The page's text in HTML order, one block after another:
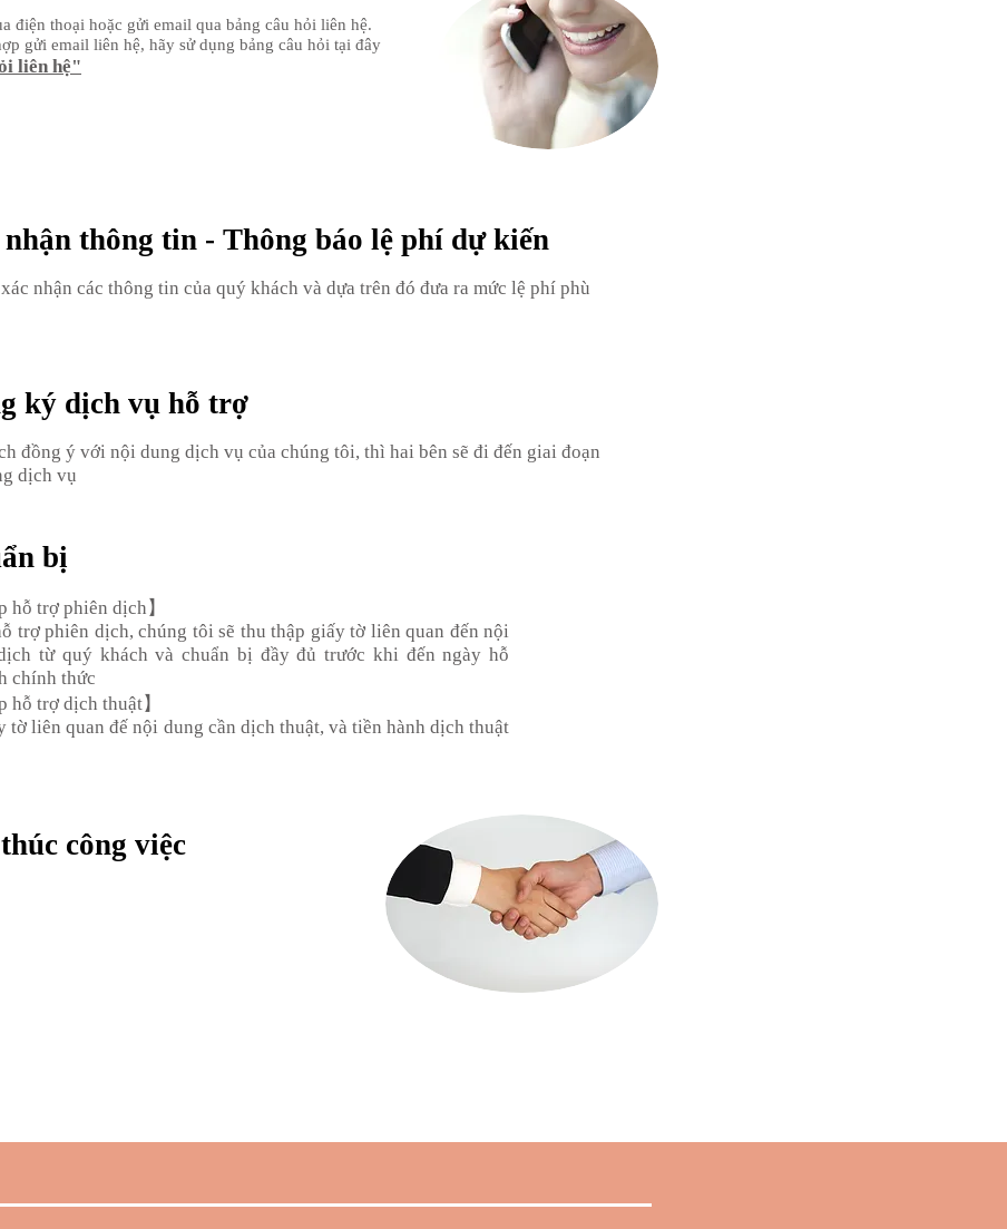
điện thoại hoặc gửi email qua bảng câu hỏi liên hệ.
gửi email liên hệ, hãy sử dụng bảng câu hỏi tại đây
liên hệ"
nhận thông tin - Thông báo lệ phí dự kiến
nhận các thông tin của quý khách và dựa trên đó đưa ra mức lệ phí phù
ký dịch vụ hỗ trợ
đồng ý với nội dung dịch vụ của chúng tôi, thì hai bên sẽ đi đến giai đoạn
dịch vụ
bị
hỗ trợ phiên dịch】
trợ phiên dịch, chúng tôi sẽ thu thập giấy tờ liên quan đến nội
từ quý khách và chuẩn bị đầy đủ trước khi đến ngày hỗ
chính thức
hỗ trợ dịch thuật】
tờ liên quan đế nội dung cần dịch thuật, và tiền hành dịch thuật
công việc